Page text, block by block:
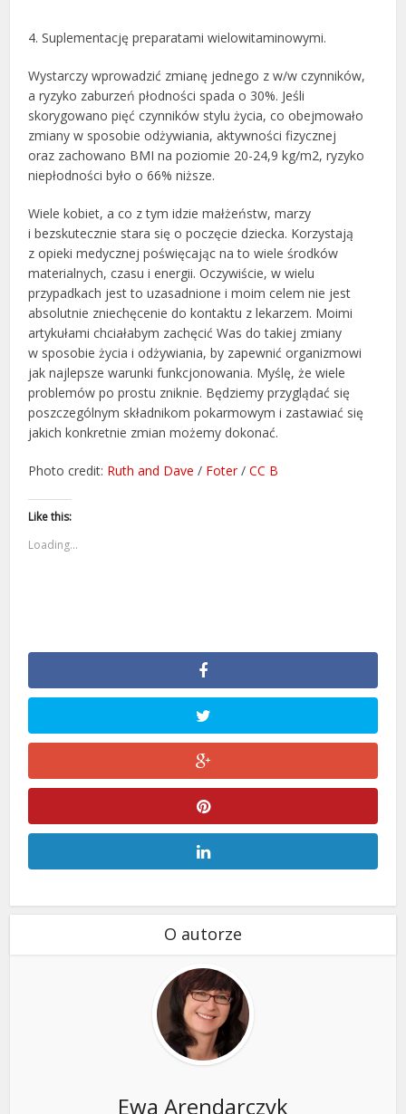
4. Suplementację preparatami wielowitaminowymi.
Wystarczy wprowadzić zmianę jednego z w/w czynników,
a ryzyko zaburzeń płodności spada o 30%. Jeśli
skorygowano pięć czynników stylu życia, co obejmowało
zmiany w sposobie odżywiania, aktywności fizycznej
oraz zachowano BMI na poziomie 20-24,9 kg/m2, ryzyko
niepłodności było o 66% niższe.
Wiele kobiet, a co z tym idzie małżeństw, marzy
i bezskutecznie stara się o poczęcie dziecka. Korzystają
z opieki medycznej poświęcając na to wiele środków
materialnych, czasu i energii. Oczywiście, w wielu
przypadkach jest to uzasadnione i moim celem nie jest
absolutnie zniechęcenie do kontaktu z lekarzem. Moimi
artykułami chciałabym zachęcić Was do takiej zmiany
w sposobie życia i odżywiania, by zapewnić organizmowi
jak najlepsze warunki funkcjonowania. Myślę, że wiele
problemów po prostu zniknie. Będziemy przyglądać się
poszczególnym składnikom pokarmowym i zastawiać się
jakich konkretnie zmian możemy dokonać.
Photo credit: Ruth and Dave / Foter/CC B
Like this:
Loading...
O autorze
Ewa Arendarczyk